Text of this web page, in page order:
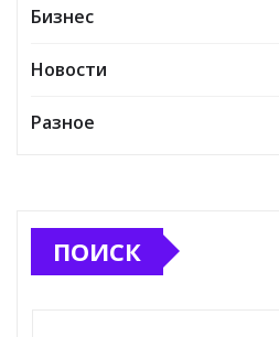
Бизнес
Новости
Разное
ПОИСК